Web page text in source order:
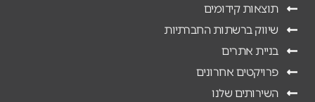
תוצאות קידומים
שיווק ברשתות החברתיות
בניית אתרים
פרויקטים אחרונים
השירותים שלנו